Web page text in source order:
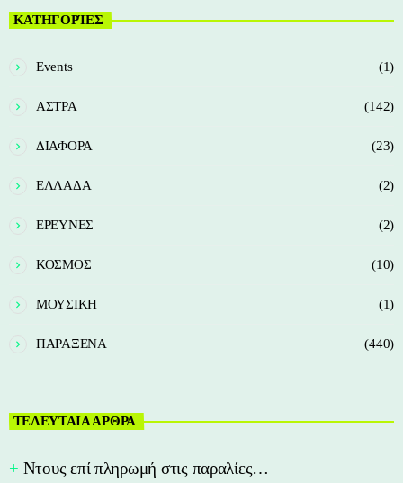
ΚΑΤΗΓΟΡΊΕΣ
Events (1)
ΑΣΤΡΑ (142)
ΔΙΑΦΟΡΑ (23)
ΕΛΛΑΔΑ (2)
ΕΡΕΥΝΕΣ (2)
ΚΟΣΜΟΣ (10)
ΜΟΥΣΙΚΗ (1)
ΠΑΡΑΞΕΝΑ (440)
ΤΕΛΕΥΤΑΙΑ ΑΡΘΡΑ
Nτους επί πληρωμή στις παραλίες…